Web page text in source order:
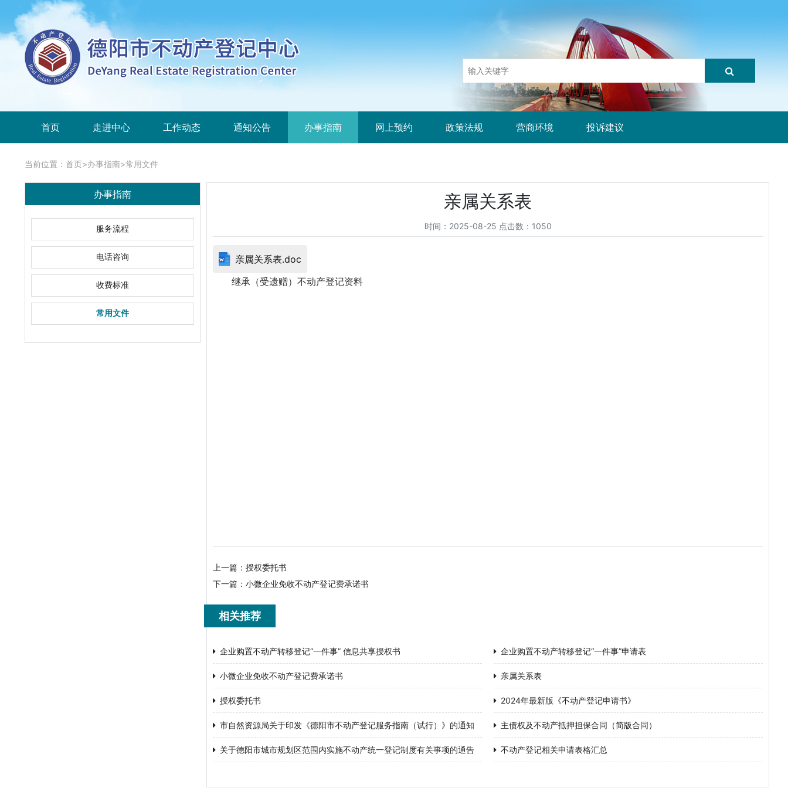
首页 走进中心 工作动态 通知公告 办事指南 网上预约 政策法规 营商环境 投诉建议
当前位置： 首页>办事指南>常用文件
办事指南
服务流程
电话咨询
收费标准
常用文件
亲属关系表
时间：2025-08-25 点击数：1050
亲属关系表.doc
继承（受遗赠）不动产登记资料
上一篇： 授权委托书
下一篇： 小微企业免收不动产登记费承诺书
相关推荐
企业购置不动产转移登记“一件事” 信息共享授权书 企业购置不动产转移登记“一件事”申请表
小微企业免收不动产登记费承诺书 亲属关系表
授权委托书 2024年最新版《不动产登记申请书》
市自然资源局关于印发《德阳市不动产登记服务指南（试行）》的通知 主债权及不动产抵押担保合同（简版合同）
关于德阳市城市规划区范围内实施不动产统一登记制度有关事项的通告 不动产登记相关申请表格汇总